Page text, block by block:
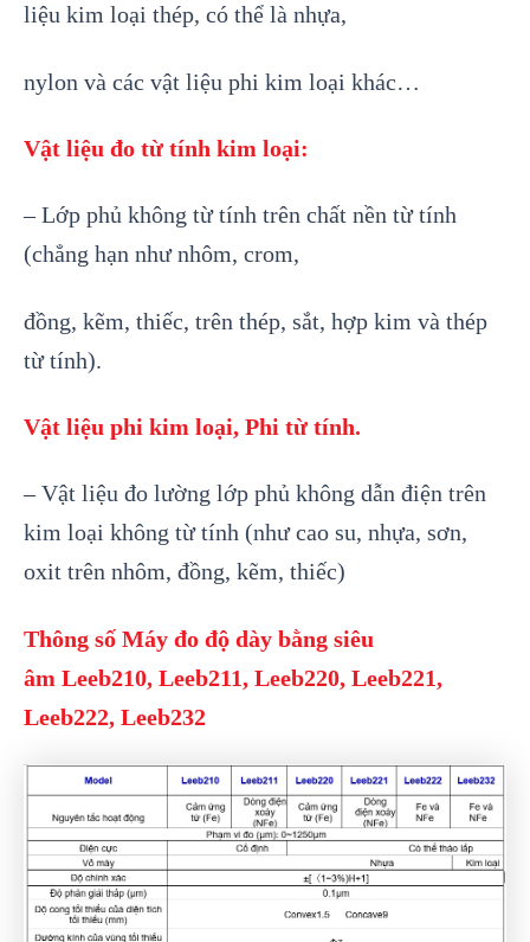
liệu kim loại thép, có thể là nhựa,
nylon và các vật liệu phi kim loại khác…
Vật liệu đo từ tính kim loại:
– Lớp phủ không từ tính trên chất nền từ tính
(chẳng hạn như nhôm, crom,
đồng, kẽm, thiếc, trên thép, sắt, hợp kim và thép
từ tính).
Vật liệu phi kim loại, Phi từ tính.
– Vật liệu đo lường lớp phủ không dẫn điện trên
kim loại không từ tính (như cao su, nhựa, sơn,
oxit trên nhôm, đồng, kẽm, thiếc)
Thông số Máy đo độ dày bằng siêu
âm Leeb210, Leeb211, Leeb220, Leeb221,
Leeb222, Leeb232